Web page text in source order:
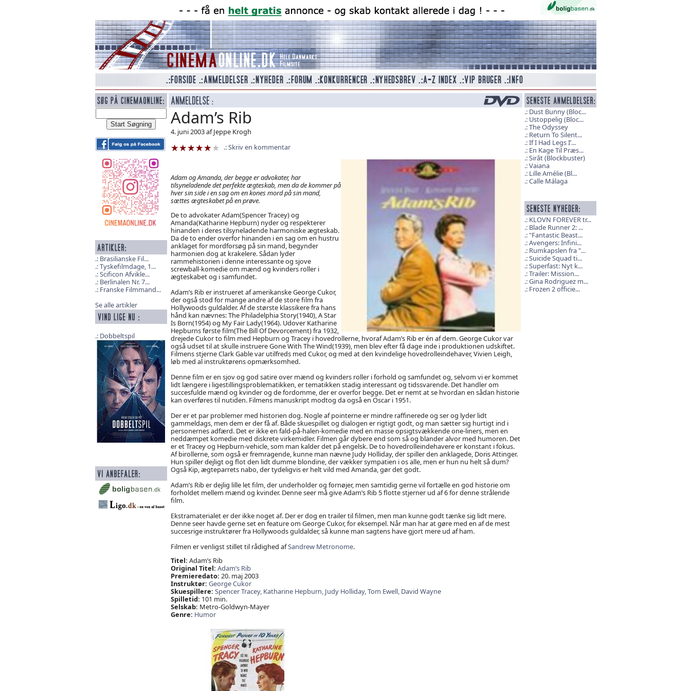
Brasilianske Fil...
Tyskefilmdage, 1...
Scificon Afvikle...
Berlinalen Nr. 7...
Franske Filmmand...
Se alle artikler
Dobbeltspil
Adam’s Rib
4. juni 2003 af Jeppe Krogh
Skriv en kommentar
Adam og Amanda, der begge er advokater, har
tilsyneladende det perfekte ægteskab, men da de kommer på
hver sin side i en sag om en kones mord på sin mand,
sættes ægteskabet på en prøve.
De to advokater Adam(Spencer Tracey) og
Amanda(Katharine Hepburn) nyder og respekterer
hinanden i deres tilsyneladende harmoniske ægteskab.
Da de to ender overfor hinanden i en sag om en hustru
anklaget for mordforsøg på sin mand, begynder
harmonien dog at krakelere. Sådan lyder
rammehistorien i denne interessante og sjove
screwball-komedie om mænd og kvinders roller i
ægteskabet og i samfundet.
Adam’s Rib er instrueret af amerikanske George Cukor,
der også stod for mange andre af de store film fra
Hollywoods guldalder. Af de største klassikere fra hans
hånd kan nævnes: The Philadelphia Story(1940), A Star
Is Born(1954) og My Fair Lady(1964). Udover Katharine
Hepburns første film(The Bill Of Devorcement) fra 1932,
drejede Cukor to film med Hepburn og Tracey i hovedrollerne, hvoraf Adam’s Rib er én af dem. George Cukor var
også udset til at skulle instruere Gone With The Wind(1939), men blev efter få dage inde i produktionen udskiftet.
Filmens stjerne Clark Gable var utilfreds med Cukor, og med at den kvindelige hovedrolleindehaver, Vivien Leigh,
løb med al instruktørens opmærksomhed.
Denne film er en sjov og god satire over mænd og kvinders roller i forhold og samfundet og, selvom vi er kommet
lidt længere i ligestillingsproblematikken, er tematikken stadig interessant og tidssvarende. Det handler om
succesfulde mænd og kvinder og de fordomme, der er overfor begge. Det er nemt at se hvordan en sådan historie
kan overføres til nutiden. Filmens manuskript modtog da også en Oscar i 1951.
Der er et par problemer med historien dog. Nogle af pointerne er mindre raffinerede og ser og lyder lidt
gammeldags, men dem er der få af. Både skuespillet og dialogen er rigtigt godt, og man sætter sig hurtigt ind i
personernes adfærd. Det er ikke en fald-på-halen-komedie med en masse opsigtsvækkende one-liners, men en
neddæmpet komedie med diskrete virkemidler. Filmen går dybere end som så og blander alvor med humoren. Det
er et Tracey og Hepburn-vehicle, som man kalder det på engelsk. De to hovedrolleindehavere er konstant i fokus.
Af birollerne, som også er fremragende, kunne man nævne Judy Holliday, der spiller den anklagede, Doris Attinger.
Hun spiller dejligt og flot den lidt dumme blondine, der vækker sympatien i os alle, men er hun nu helt så dum?
Også Kip, ægteparrets nabo, der tydeligvis er helt vild med Amanda, gør det godt.
Adam’s Rib er dejlig lille let film, der underholder og fornøjer, men samtidig gerne vil fortælle en god historie om
forholdet mellem mænd og kvinder. Denne seer må give Adam’s Rib 5 flotte stjerner ud af 6 for denne strålende
film.
Ekstramaterialet er der ikke noget af. Der er dog en trailer til filmen, men man kunne godt tænke sig lidt mere.
Denne seer havde gerne set en feature om George Cukor, for eksempel. Når man har at gøre med en af de mest
succesrige instruktører fra Hollywoods guldalder, så kunne man sagtens have gjort mere ud af ham.
Filmen er venligst stillet til rådighed afSandrew Metronome.
Titel: Adam’s Rib
Original Titel: Adam’s Rib
Premieredato: 20. maj 2003
Instruktør: George Cukor
Skuespillere: Spencer Tracey, Katharine Hepburn, Judy Holliday,Tom Ewell, David Wayne
Spilletid: 101 min.
Selskab: Metro-Goldwyn-Mayer
Genre: Humor
Dust Bunny (Bloc...
Ustoppelig (Bloc...
The Odyssey
Return To Silent...
If I Had Legs I’...
En Kage Til Præs...
Sirât (Blockbuster)
Vaiana
Lille Amélie (Bl...
Calle Málaga
KLOVN FOREVER tr...
Blade Runner 2: ...
"Fantastic Beast...
Avengers: Infini...
Rumkapslen fra "...
Suicide Squad ti...
Superfast: Nyt k...
Trailer: Mission...
Gina Rodriguez m...
Frozen 2 officie...